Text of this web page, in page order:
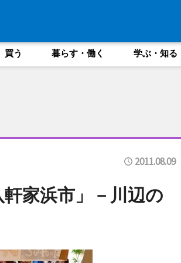
買う 暮らす・働く 学ぶ・知る
2011.08.09
家浜市」－川辺の